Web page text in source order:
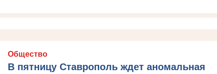
Общество
В пятницу Ставрополь ждет аномальная